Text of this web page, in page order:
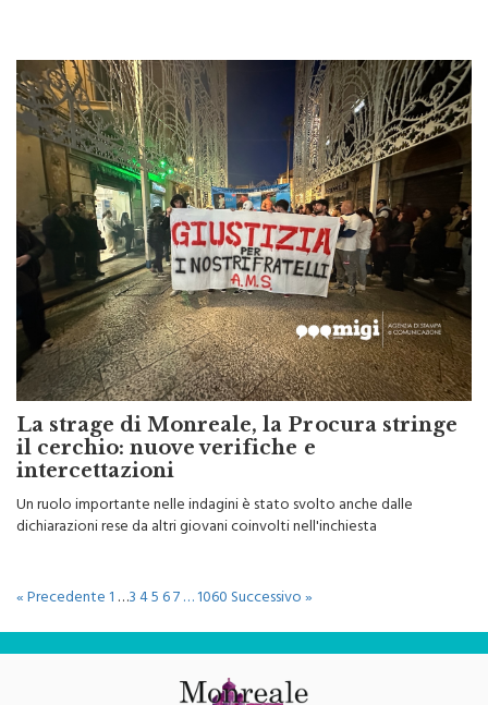
La strage di Monreale, la Procura stringe
il cerchio: nuove verifiche e
intercettazioni
Un ruolo importante nelle indagini è stato svolto anche dalle
« Precedente1…34567…1060Successivo »